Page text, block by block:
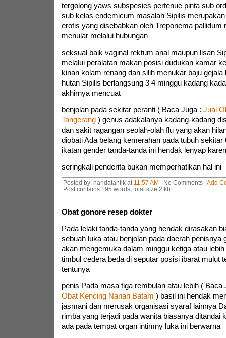
tergolong yaws subspesies pertenue pinta sub
sub kelas endemicum masalah Sipilis
erotis yang disebabkan oleh Treponema pallidum
menular melalui hubungan
seksual baik vaginal rektum anal maupun lisan
melalui peralatan makan posisi dudukan kamar
kinan kolam renang dan silih menukar baju gejala
hutan Sipilis berlangsung 3 4 minggu kadang
akhirnya mencuat
benjolan pada sekitar peranti ( Baca Juga : Jual
Tangerang) genus adakalanya kadang-kadang
dan sakit ragangan seolah-olah flu yang akan
diobati Ada belang kemerahan pada tubuh sekitar
ikatan gender tanda-tanda ini hendak lenyap
seringkali penderita bukan memperhatikan hal ini
Posted by: nandatantik at 11:57 AM | No Comments | Add
Post contains 195 words, total size 2 kb.
Obat gonore resep dokter
Pada lelaki tanda-tanda yang hendak dirasakan
sebuah luka atau benjolan pada daerah penisnya
akan mengemuka dalam minggu ketiga atau
timbul cedera beda di seputar posisi ibarat mulut
tentunya
penis Pada masa tiga rembulan atau lebih ( Baca
Obat Kencing Nanah Batam ) basil ini hendak
jasmani dan merusak organisasi syaraf lainnya
rimba yang terjadi pada wanita biasanya ditandai
ada pada tempat organ intimny luka ini berwarna